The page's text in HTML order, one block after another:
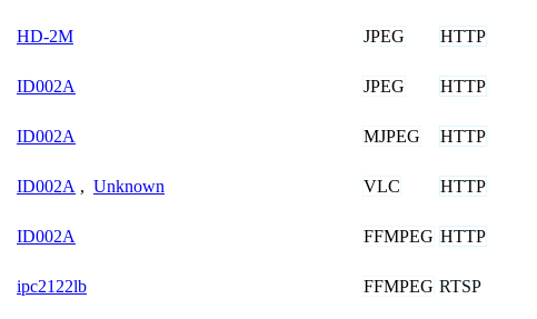
HD-2M JPEG HTTP
ID002A JPEG HTTP
ID002A MJPEG HTTP
ID002A , Unknown VLC HTTP
ID002A FFMPEG HTTP
ipc2122lb FFMPEG RTSP